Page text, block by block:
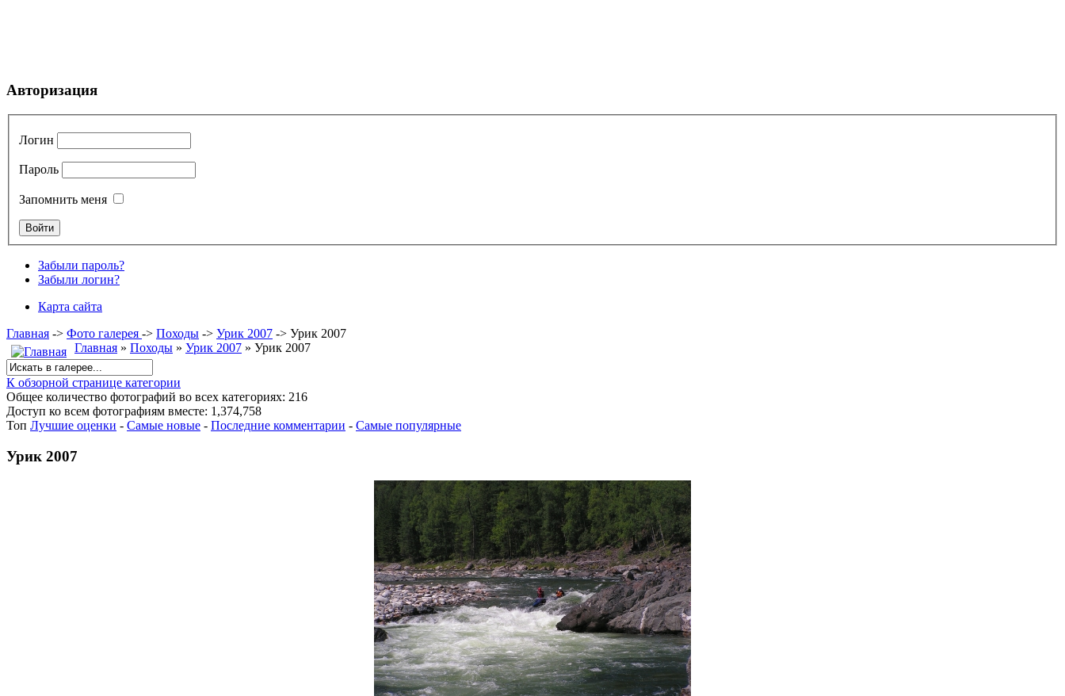
Авторизация
Логин
Пароль
Запомнить меня
Забыли пароль?
Забыли логин?
Карта сайта
Главная -> Фото галерея -> Походы -> Урик 2007 -> Урик 2007
Главная » Походы » Урик 2007 » Урик 2007
К обзорной странице категории
Общее количество фотографий во всех категориях: 216
Доступ ко всем фотографиям вместе: 1,374,758
Топ Лучшие оценки - Самые новые - Последние комментарии - Самые популярные
Урик 2007